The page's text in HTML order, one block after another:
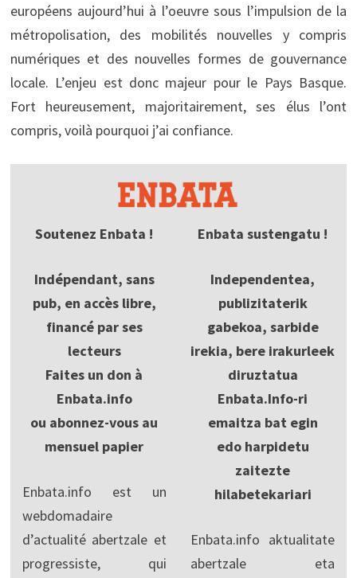
européens aujourd’hui à l’oeuvre sous l’impulsion de la
métropolisation, des mobilités nouvelles y compris
numériques et des nouvelles formes de gouvernance
locale. L’enjeu est donc majeur pour le Pays Basque.
Fort heureusement, majoritairement, ses élus l’ont
compris, voilà pourquoi j’ai confiance.
Soutenez Enbata !
Indépendant, sans
pub, en accès libre,
financé par ses
lecteurs
Faites un don à
Enbata.info
ou abonnez-vous au
mensuel papier
Enbata.info est un
webdomadaire
d’actualité abertzale et
progressiste, qui
Enbata sustengatu !
Independentea,
publizitaterik
gabekoa, sarbide
irekia, bere irakurleek
diruztatua
Enbata.Info-ri
emaitza bat egin
edo harpidetu
zaitezte
hilabetekariari
Enbata.info aktualitate
abertzale eta